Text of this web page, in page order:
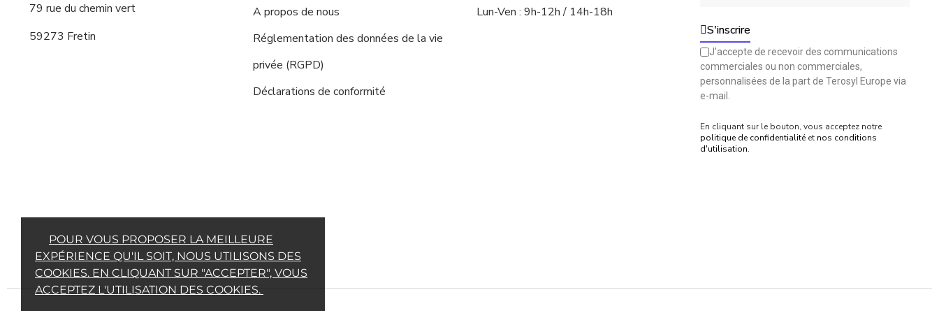
POUR VOUS PROPOSER LA MEILLEURE
EXPÉRIENCE QU'IL SOIT, NOUS UTILISONS DES
COOKIES. EN CLIQUANT SUR "ACCEPTER", VOUS
ACCEPTEZ L'UTILISATION DES COOKIES.
79 rue du chemin vert
59273 Fretin
A propos de nous
Réglementation des données de la vie
privée (RGPD)
Déclarations de conformité
Lun-Ven : 9h-12h / 14h-18h
S'inscrire
J'accepte de recevoir des communications
commerciales ou non commerciales,
personnalisées de la part de Terosyl Europe via
e-mail.
En cliquant sur le bouton, vous acceptez notre
politique de confidentialité et nos conditions
d'utilisation.